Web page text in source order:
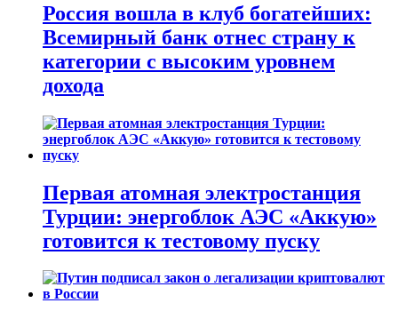
Россия вошла в клуб богатейших:
Всемирный банк отнес страну к
категории с высоким уровнем
дохода
Первая атомная электростанция
Турции: энергоблок АЭС «Аккую»
готовится к тестовому пуску